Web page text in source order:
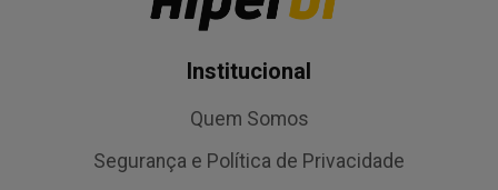
Institucional
Quem Somos
Segurança e Política de Privacidade